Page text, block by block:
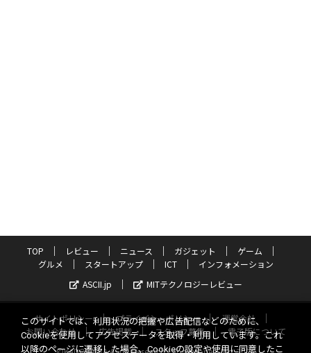
TOP レビュー ニュース ガジェット
ゲーム
グルメ
スタートアップ ICT
インフォメーション
ASCII.jp
MITテクノロジーレビュー
サイトポリシー プライバシーポリシー
運営会社
お問い合わせ
広告掲載 スタッフ募集
電子版について
このサイトでは、利用状況の把握や広告配信などのために、
Cookieを使用してアクセスデータを取得・利用しています。これ
以降のページに遷移した場合、Cookieの設定や使用に同意したこ